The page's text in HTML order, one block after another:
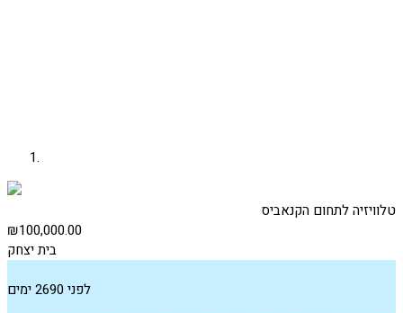
טלוויזיה לתחום הקנאביס
₪100,000.00
בית יצחק
לפני 2690 ימים